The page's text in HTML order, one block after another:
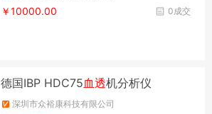
0成交
￥10000.00
德国IBP HDC75血透机分析仪
深圳市众裕康科技有限公司